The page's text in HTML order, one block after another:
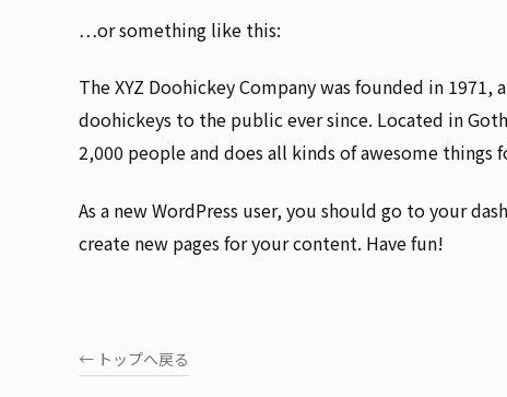
…or something like this:
The XYZ Doohickey Company was founded in
doohickeys to the public ever since. Located in
2,000 people and does all kinds of awesome things
As a new WordPress user, you should go toyour
create new pages for your content. Have fun!
← トップへ戻る